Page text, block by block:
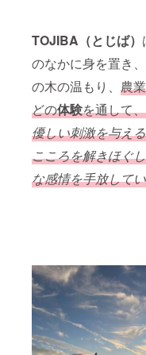
TOJIBA（とじば）
のなかに身を置き
の木の温もり、 農
どの体験を通して、
優しい刺激を与え
こころを解きほぐ
な感情を手放して